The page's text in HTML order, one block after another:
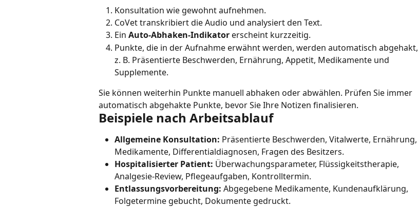
Konsultation wie gewohnt aufnehmen.
CoVet transkribiert die Audio und analysiert den Text.
Ein Auto-Abhaken-Indikator erscheint kurzzeitig.
Punkte, die in der Aufnahme erwähnt werden, werden automatisch abgehakt,
z. B. Präsentierte Beschwerden, Ernährung, Appetit, Medikamente und
Supplemente.
Sie können weiterhin Punkte manuell abhaken oder abwählen. Prüfen Sie immer
automatisch abgehakte Punkte, bevor Sie Ihre Notizen finalisieren.
Beispiele nach Arbeitsablauf
Allgemeine Konsultation: Präsentierte Beschwerden, Vitalwerte, Ernährung,
Medikamente, Differentialdiagnosen, Fragen des Besitzers.
Hospitalisierter Patient: Überwachungsparameter, Flüssigkeitstherapie,
Analgesie-Review, Pflegeaufgaben, Kontrolltermin.
Entlassungsvorbereitung: Abgegebene Medikamente, Kundenaufklärung,
Folgetermine gebucht, Dokumente gedruckt.